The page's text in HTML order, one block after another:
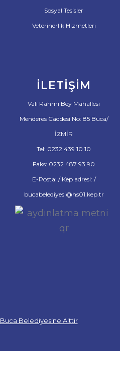
Sosyal Tesisler
Veterinerlik Hizmetleri
İLETIŞIM
Vali Rahmi Bey Mahallesi
Menderes Caddesi No: 85 Buca/
İZMİR
Tel: 0232 439 10 10
Faks: 0232 487 93 90
E-Posta: / Kep adresi: /
bucabelediyesi@hs01.kep.tr
Buca Belediyesine Aittir